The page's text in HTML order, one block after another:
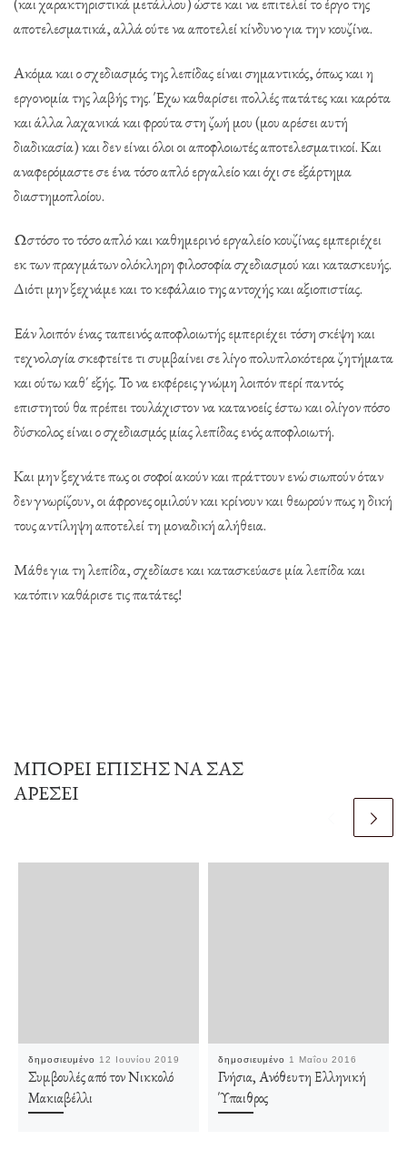
αποτελεσματικά, αλλά ούτε να αποτελεί κίνδυνο για την κουζίνα.
Ακόμα και ο σχεδιασμός της λεπίδας είναι σημαντικός, όπως και η
εργονομία της λαβής της. Έχω καθαρίσει πολλές πατάτες και καρότα
και άλλα λαχανικά και φρούτα στη ζωή μου (μου αρέσει αυτή
διαδικασία) και δεν είναι όλοι οι αποφλοιωτές αποτελεσματικοί. Και
αναφερόμαστε σε ένα τόσο απλό εργαλείο και όχι σε εξάρτημα
διαστημοπλοίου.
Ωστόσο το τόσο απλό και καθημερινό εργαλείο κουζίνας εμπεριέχει
εκ των πραγμάτων ολόκληρη φιλοσοφία σχεδιασμού και κατασκευής.
Διότι μην ξεχνάμε και το κεφάλαιο της αντοχής και αξιοπιστίας.
Εάν λοιπόν ένας ταπεινός αποφλοιωτής εμπεριέχει τόση σκέψη και
τεχνολογία σκεφτείτε τι συμβαίνει σε λίγο πολυπλοκότερα ζητήματα
και ούτω καθ΄ εξής. Το να εκφέρεις γνώμη λοιπόν περί παντός
επιστητού θα πρέπει τουλάχιστον να κατανοείς έστω και ολίγον πόσο
δύσκολος είναι ο σχεδιασμός μίας λεπίδας ενός αποφλοιωτή.
Και μην ξεχνάτε πως οι σοφοί ακούν και πράττουν ενώ σιωπούν όταν
δεν γνωρίζουν, οι άφρονες ομιλούν και κρίνουν και θεωρούν πως η δική
τους αντίληψη αποτελεί τη μοναδική αλήθεια.
Μάθε για τη λεπίδα, σχεδίασε και κατασκεύασε μία λεπίδα και
κατόπιν καθάρισε τις πατάτες!
ΜΠΟΡΕΊ ΕΠΊΣΗΣ ΝΑ ΣΑΣ
ΑΡΈΣΕΙ
δημοσιευμένο 12 Ιουνίου 2019
Συμβουλές από τον Νικκολό
Μακιαβέλλι
δημοσιευμένο 1 Μαΐου 2016
Γνήσια, Ανόθευτη Ελληνική
Ύπαιθρος